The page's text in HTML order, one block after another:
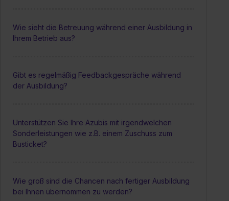
Wie sieht die Betreuung während einer Ausbildung in
Ihrem Betrieb aus?
Gibt es regelmäßig Feedbackgespräche während
der Ausbildung?
Unterstützen Sie Ihre Azubis mit irgendwelchen
Sonderleistungen wie z.B. einem Zuschuss zum
Busticket?
Wie groß sind die Chancen nach fertiger Ausbildung
bei Ihnen übernommen zu werden?